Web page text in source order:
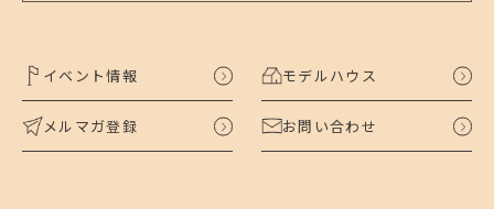
イベント情報 モデルハウス
メルマガ登録 お問い合わせ